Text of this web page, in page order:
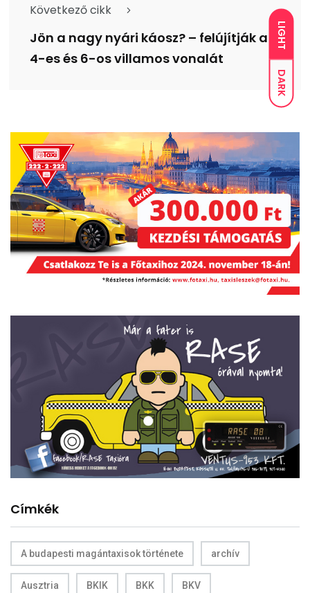
LIGHT
DARK
Következő cikk
Jön a nagy nyári káosz? – felújítják a
4-es és 6-os villamos vonalát
Címkék
A budapesti magántaxisok története archív
Ausztria BKIK BKK BKV